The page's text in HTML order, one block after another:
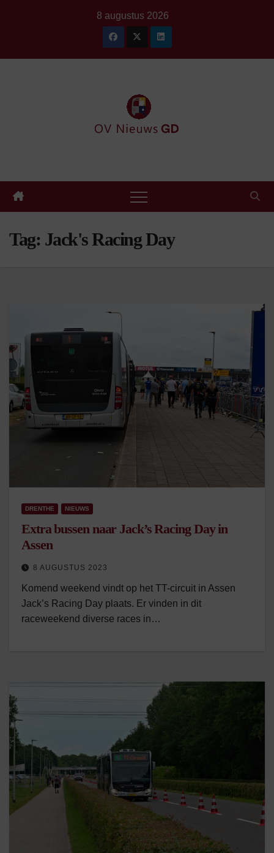
8 augustus 2026
Tag: Jack's Racing Day
DRENTHE NIEUWS
Extra bussen naar Jack’s Racing Day in
Assen
8 AUGUSTUS 2023
Komend weekend vindt op het TT-circuit in Assen
Jack’s Racing Day plaats. Er vinden in dit
raceweekend diverse races in…